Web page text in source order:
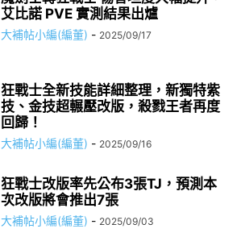
艾比諾 PVE 實測結果出爐
大補帖小編(編董) - 2025/09/17
狂戰士全新技能詳細整理，新獨特紫
技、金技超輾壓改版，殺戮王者再度
回歸！
大補帖小編(編董) - 2025/09/16
狂戰士改版率先公布3張TJ，預測本
次改版將會推出7張
大補帖小編(編董) - 2025/09/03